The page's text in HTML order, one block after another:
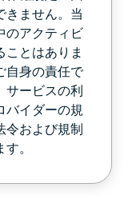
きません。当
のアクティビ
ことはありま
自身の責任で
サービスの利
バイダーの規
令および規制
。